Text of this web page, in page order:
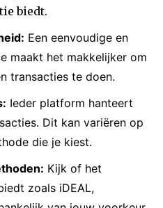
biedt.
Een eenvoudige en
maakt het makkelijker om
transacties te doen.
Ieder platform hanteert
Dit kan variëren op
die je kiest.
Kijk of het
zoals iDEAL,